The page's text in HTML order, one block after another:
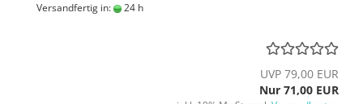
Versandfertig in: 24 h
UVP 79,00 EUR
Nur 71,00 EUR